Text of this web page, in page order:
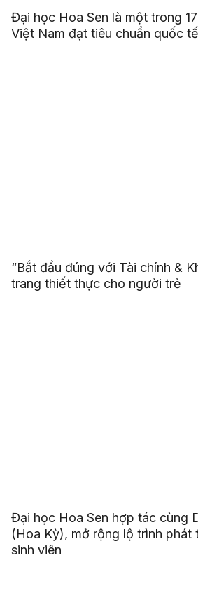
Đại học Hoa Sen là một trong
Việt Nam đạt tiêu chuẩn quốc tế
“Bắt đầu đúng với Tài chính &
trang thiết thực cho người trẻ
Đại học Hoa Sen hợp tác cùng
(Hoa Kỳ), mở rộng lộ trình phát
sinh viên